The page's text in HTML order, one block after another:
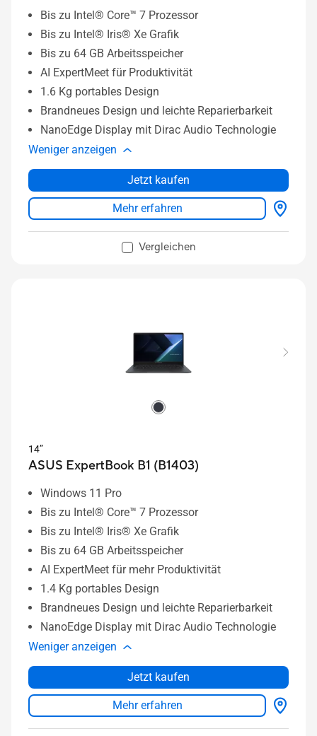
Bis zu Intel® Core™ 7 Prozessor
Bis zu Intel® Iris® Xe Grafik
Bis zu 64 GB Arbeitsspeicher
AI ExpertMeet für Produktivität
1.6 Kg portables Design
Brandneues Design und leichte Reparierbarkeit
NanoEdge Display mit Dirac Audio Technologie
Weniger anzeigen
Jetzt kaufen
Mehr erfahren
Vergleichen
14”
ASUS ExpertBook B1 (B1403)
Windows 11 Pro
Bis zu Intel® Core™ 7 Prozessor
Bis zu Intel® Iris® Xe Grafik
Bis zu 64 GB Arbeitsspeicher
AI ExpertMeet für mehr Produktivität
1.4 Kg portables Design
Brandneues Design und leichte Reparierbarkeit
NanoEdge Display mit Dirac Audio Technologie
Weniger anzeigen
Jetzt kaufen
Mehr erfahren